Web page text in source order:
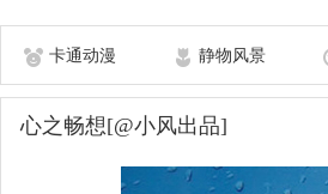
卡通动漫 静物风景
心之畅想[@小风出品]